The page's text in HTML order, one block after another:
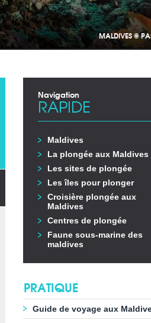
MALDIVES ©
Navigation
RAPIDE
Maldives
La plongée aux Maldives
Les sites de plongée
Les îles pour plonger
Croisière plongée aux
Maldives
Centres de plongée
Faune sous-marine des
maldives
PRATIQUE
Guide de voyage aux